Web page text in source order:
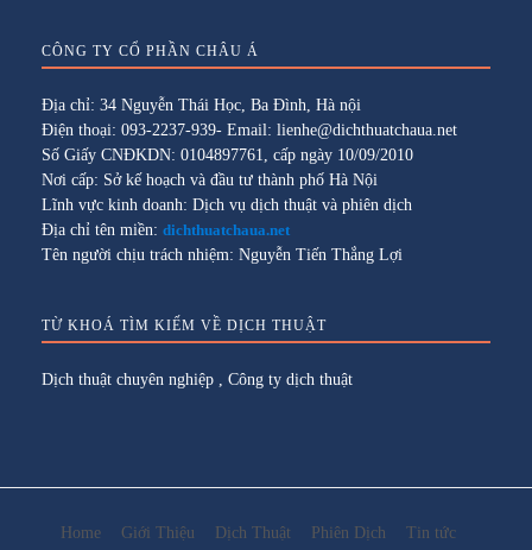
CÔNG TY CỔ PHẦN CHÂU Á
Địa chỉ: 34 Nguyễn Thái Học, Ba Đình, Hà nội
Điện thoại: 093-2237-939- Email: lienhe@dichthuatchaua.net
Số Giấy CNĐKDN: 0104897761, cấp ngày 10/09/2010
Nơi cấp: Sở kế hoạch và đầu tư thành phố Hà Nội
Lĩnh vực kinh doanh: Dịch vụ dịch thuật và phiên dịch
Địa chỉ tên miền: dichthuatchaua.net
Tên người chịu trách nhiệm: Nguyễn Tiến Thắng Lợi
TỪ KHOÁ TÌM KIẾM VỀ DỊCH THUẬT
Dịch thuật chuyên nghiệp Công ty dịch thuật
Home Giới Thiệu Dịch Thuật Phiên Dịch Tin tức